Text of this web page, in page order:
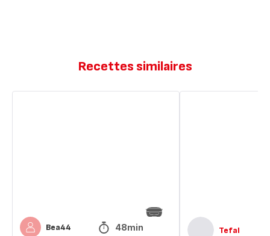
Recettes similaires
Bea44 48min Tefal